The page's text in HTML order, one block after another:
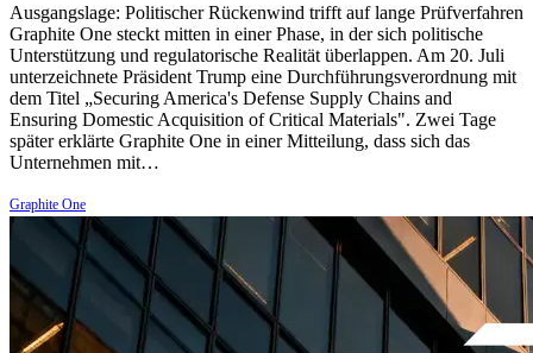
Ausgangslage: Politischer Rückenwind trifft auf lange Prüfverfahren
Graphite One steckt mitten in einer Phase, in der sich politische
Unterstützung und regulatorische Realität überlappen. Am 20. Juli
unterzeichnete Präsident Trump eine Durchführungsverordnung mit
dem Titel „Securing America's Defense Supply Chains and
Ensuring Domestic Acquisition of Critical Materials". Zwei Tage
später erklärte Graphite One in einer Mitteilung, dass sich das
Unternehmen mit…
Graphite One